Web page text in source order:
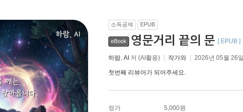
소득공제 EPUB
eBook 영문거리 끝의 문 [ EPUB ]
하람, AI 저 (AI활용) 작가와 2026년 05월 26일
첫번째 리뷰어가 되어주세요.
정가 5,000원